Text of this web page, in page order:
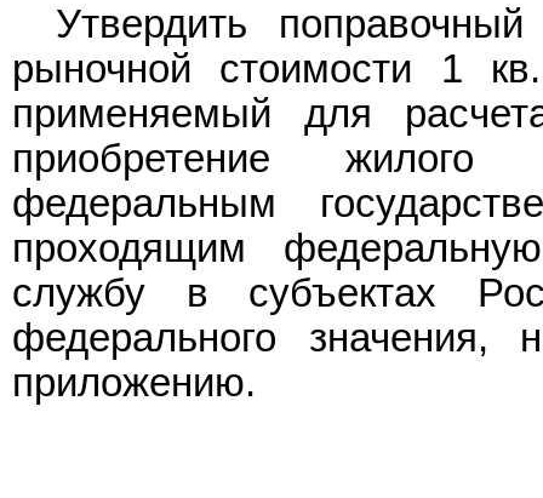
Утвердить
рыночной стоимости 1
применяемый для
приобретение жилого
федеральным
проходящим
службу в субъектах
федерального значения,
приложению.